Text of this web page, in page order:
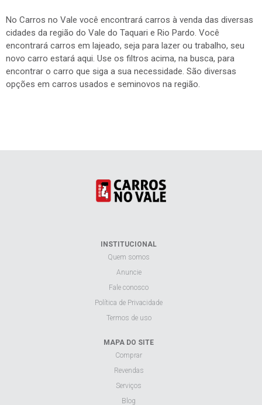
No Carros no Vale você encontrará carros à venda das diversas
cidades da região do Vale do Taquari e Rio Pardo. Você
encontrará carros em lajeado, seja para lazer ou trabalho, seu
novo carro estará aqui. Use os filtros acima, na busca, para
encontrar o carro que siga a sua necessidade. São diversas
opções em carros usados e seminovos na região.
INSTITUCIONAL
Quem somos
Anuncie
Fale conosco
Política de Privacidade
Termos de uso
MAPA DO SITE
Comprar
Revendas
Serviços
Blog